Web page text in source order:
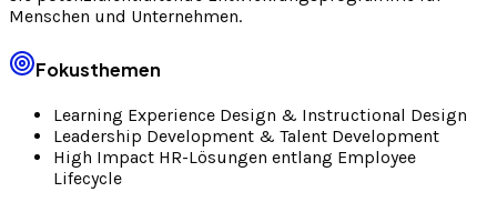
Menschen und Unternehmen.
Fokusthemen
Learning Experience Design & Instructional Design
Leadership Development & Talent Development
High Impact HR-Lösungen entlang Employee
Lifecycle